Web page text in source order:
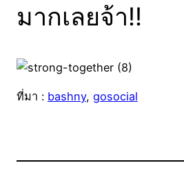
มากเลยจ้า!!
ที่มา : bashny, gosocial